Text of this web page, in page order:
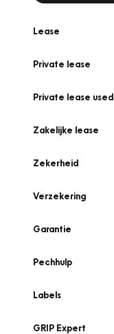
Lease
Private lease
Private lease used
Zakelijke lease
Zekerheid
Verzekering
Garantie
Pechhulp
Labels
GRIP Expert